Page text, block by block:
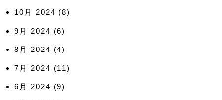
10月 2024 (8)
9月 2024 (6)
8月 2024 (4)
7月 2024 (11)
6月 2024 (9)